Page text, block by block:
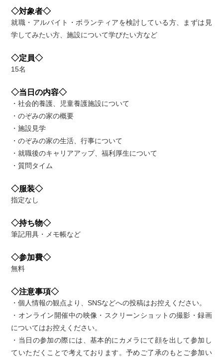
◇対象者◇
就職・アルバイト・ボランティアを検討している方、まずは見
学してみたい方、施設について学びたい方など
◇定員◇
15名
◇当日の内容◇
・社会的養護、児童養護施設について
・のぞみの家の概要
・施設見学
・のぞみの家の生活、行事について
・就職後のキャリアアップ、福利厚生について
・質問タイム
◇服装◇
指定なし
◇持ち物◇
筆記用具・メモ帳など
◇参加費◇
無料
◇注意事項◇
・個人情報の観点より、SNSなどへの投稿はお控えください。
・オンライン開催中の映像・スクリーンショットの撮影・録画
についてはお控えください。
・当日の参加の際には、基本的にカメラにて顔を出して参加し
ていただくことで考えております。予めご了承のもとご参加い